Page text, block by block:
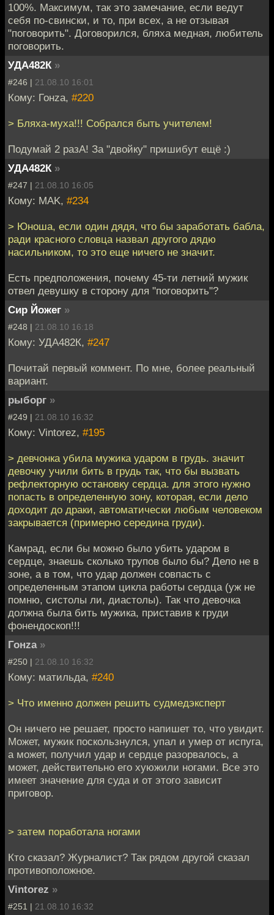
100%. Максимум, так это замечание, если ведут
себя по-свински, и то, при всех, а не отзывая
"поговорить". Договорился, бляха медная, любитель
поговорить.
УДА482К »
#246 | 21.08.10 16:01
Кому: Гонzа, #220
> Бляха-муха!!! Собрался быть учителем!
Подумай 2 разА! За "двойку" пришибут ещё :)
УДА482К »
#247 | 21.08.10 16:05
Кому: MAK, #234
> Юноша, если один дядя, что бы заработать бабла,
ради красного словца назвал другого дядю
насильником, то это еще ничего не значит.
Есть предположения, почему 45-ти летний мужик
отвел девушку в сторону для "поговорить"?
Сир Йожег »
#248 | 21.08.10 16:18
Кому: УДА482К, #247
Почитай первый коммент. По мне, более реальный
вариант.
рыборг »
#249 | 21.08.10 16:32
Кому: Vintorez, #195
> девчонка убила мужика ударом в грудь. значит
девочку учили бить в грудь так, что бы вызвать
рефлекторную остановку сердца. для этого нужно
попасть в определенную зону, которая, если дело
доходит до драки, автоматически любым человеком
закрывается (примерно середина груди).
Камрад, если бы можно было убить ударом в
сердце, знаешь сколько трупов было бы? Дело не в
зоне, а в том, что удар должен совпасть с
определенным этапом цикла работы сердца (уж не
помню, систолы ли, диастолы). Так что девочка
должна была бить мужика, приставив к груди
фонендоскоп!!!
Гонzа »
#250 | 21.08.10 16:32
Кому: матильда, #240
> Что именно должен решить судмедэксперт
Он ничего не решает, просто напишет то, что увидит.
Может, мужик поскользнулся, упал и умер от испуга,
а может, получил удар и сердце разорвалось, а
может, действительно его хуюжили ногами. Все это
имеет значение для суда и от этого зависит
приговор.
> затем поработала ногами
Кто сказал? Журналист? Так рядом другой сказал
противоположное.
Vintorez »
#251 | 21.08.10 16:32